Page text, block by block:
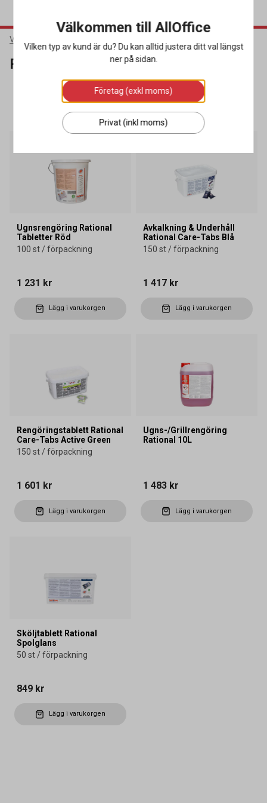
Varumärken
Rational
SORTERA
5 produkter
Ugnsrengöring Rational
Tabletter Röd
100 st / förpackning
1 231 kr
Lägg i varukorgen
Avkalkning & Underhåll
Rational Care-Tabs Blå
150 st / förpackning
1 417 kr
Lägg i varukorgen
Rengöringstablett Rational
Care-Tabs Active Green
150 st / förpackning
1 601 kr
Lägg i varukorgen
Ugns-/Grillrengöring
Rational 10L
1 483 kr
Lägg i varukorgen
Sköljtablett Rational
Spolglans
50 st / förpackning
849 kr
Lägg i varukorgen
Välkommen till AllOffice
Vilken typ av kund är du? Du kan alltid justera ditt val längst
ner på sidan.
Företag (exkl moms)
Privat (inkl moms)